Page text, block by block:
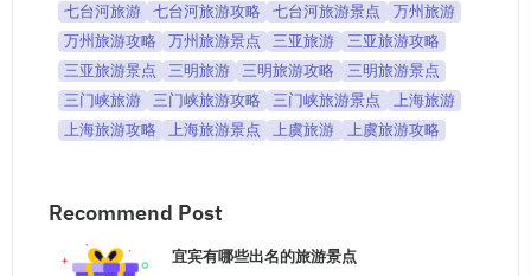
七台河旅游 七台河旅游攻略 七台河旅游景点
万州旅游
万州旅游攻略
万州旅游景点 三亚旅游
三亚旅游攻略
三亚旅游景点
三明旅游 三明旅游攻略
三明旅游景点
三门峡旅游
三门峡旅游攻略 三门峡旅游景点
上海旅游
上海旅游攻略
上海旅游景点 上虞旅游 上虞旅游攻略
Recommend Post
宜宾有哪些出名的旅游景点